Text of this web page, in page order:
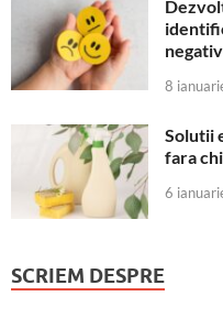
8
Solutii
fara
6
SCRIEM DESPRE